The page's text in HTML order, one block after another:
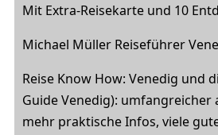
Mit Extra-Reisekarte und 10
Michael Müller Reiseführer
Reise Know How: Venedig und
Guide Venedig): umfangreicher
mehr praktische Infos, viele